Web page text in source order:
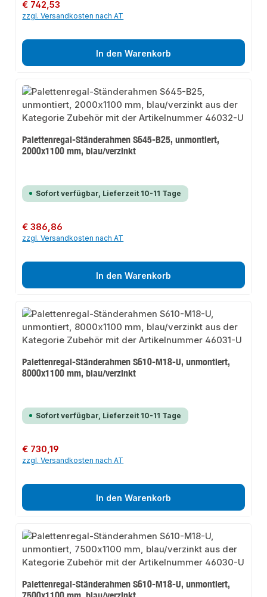
Regulärer Preis:
€ 742,53
zzgl. Versandkosten nach AT
In den Warenkorb
Palettenregal-Ständerahmen S645-B25, unmontiert,
2000x1100 mm, blau/verzinkt
Sofort verfügbar, Lieferzeit 10-11 Tage
Regulärer Preis:
€ 386,86
zzgl. Versandkosten nach AT
In den Warenkorb
Palettenregal-Ständerahmen S610-M18-U, unmontiert,
8000x1100 mm, blau/verzinkt
Sofort verfügbar, Lieferzeit 10-11 Tage
Regulärer Preis:
€ 730,19
zzgl. Versandkosten nach AT
In den Warenkorb
Palettenregal-Ständerahmen S610-M18-U, unmontiert,